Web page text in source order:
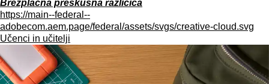
Brezplačna preskusna različica
https://main--federal--
adobecom.aem.page/federal/assets/svgs/creative-cloud.svg
Učenci in učitelji